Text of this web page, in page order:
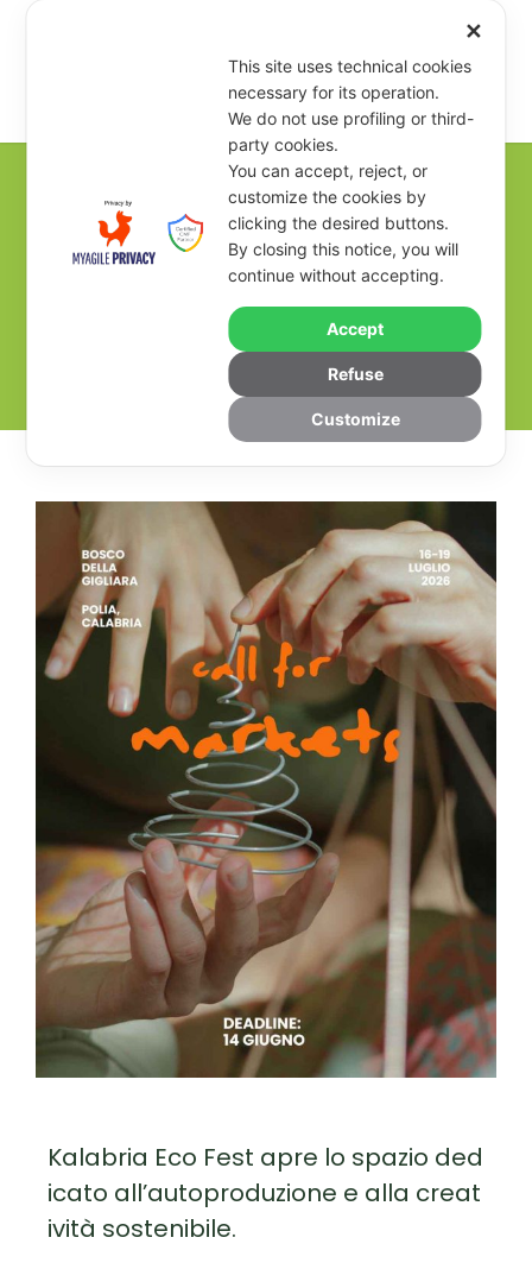
OPEN CALL for
Markets – 2026
OPEN CALL 0
Kalabria Eco Fest apre lo spazio ded
icato all’autoproduzione e alla creat
ività sostenibile.
✕
This site uses technical cookies
necessary for its operation.
We do not use profiling or third-
party cookies.
You can accept, reject, or
customize the cookies by
clicking the desired buttons.
By closing this notice, you will
continue without accepting.
Accept
Refuse
Customize